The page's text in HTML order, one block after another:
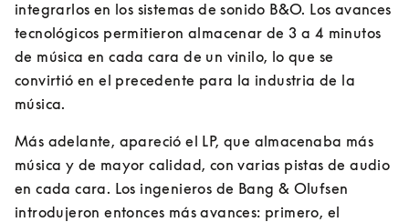
integrarlos en los sistemas de sonido B&O. Los avances
tecnológicos permitieron almacenar de 3 a 4 minutos
de música en cada cara de un vinilo, lo que se
convirtió en el precedente para la industria de la
música.
Más adelante, apareció el LP, que almacenaba más
música y de mayor calidad, con varias pistas de audio
en cada cara. Los ingenieros de Bang & Olufsen
introdujeron entonces más avances: primero, el